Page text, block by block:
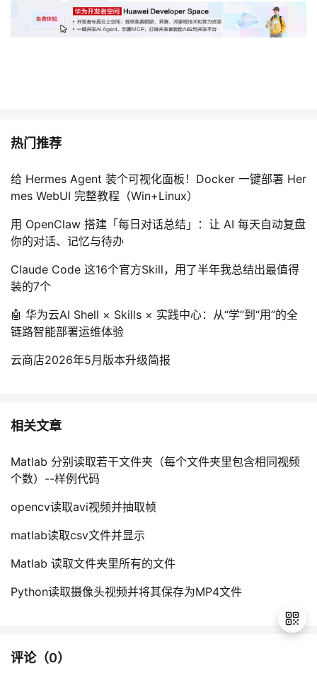
程
认
的
我
支
声
热门推荐
给 Hermes Agent 装个可视化面板！Docker 一键部署 Her
mes WebUI 完整教程（Win+Linux）
用 OpenClaw 搭建「每日对话总结」：让 AI 每天自动复盘
你的对话、记忆与待办
Claude Code 这16个官方Skill，用了半年我总结出最值得
装的7个
🤖 华为云AI Shell × Skills × 实践中心：从“学”到“用”的全
链路智能部署运维体验
云商店2026年5月版本升级简报
相关文章
Matlab 分别读取若干文件夹（每个文件夹里包含相同视频
个数）--样例代码
opencv读取avi视频并抽取帧
matlab读取csv文件并显示
Matlab 读取文件夹里所有的文件
Python读取摄像头视频并将其保存为MP4文件
评论（0）